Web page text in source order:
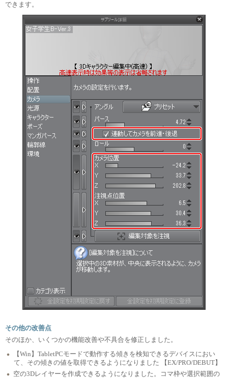
できます。
その他の改善点
そのほか、いくつかの機能改善や不具合を修正しました。
【Win】TabletPCモードで動作する傾きを検知できるデバイスにおい
て、その傾きの値を取得できるようになりました 【EX/PRO/DEBUT】
空の3Dレイヤーを作成できるようになりました。コマ枠や選択範囲の